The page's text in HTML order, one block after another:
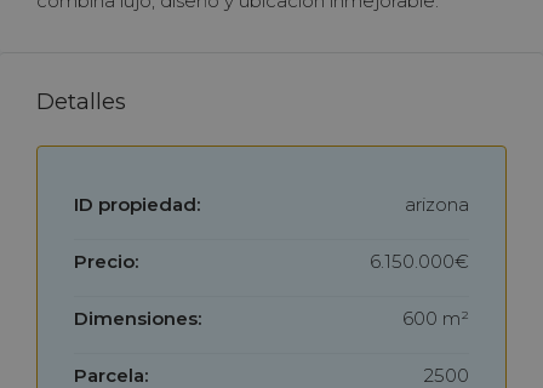
Detalles
ID propiedad: arizona
Precio: 6.150.000€
Dimensiones: 600 m²
Parcela: 2500